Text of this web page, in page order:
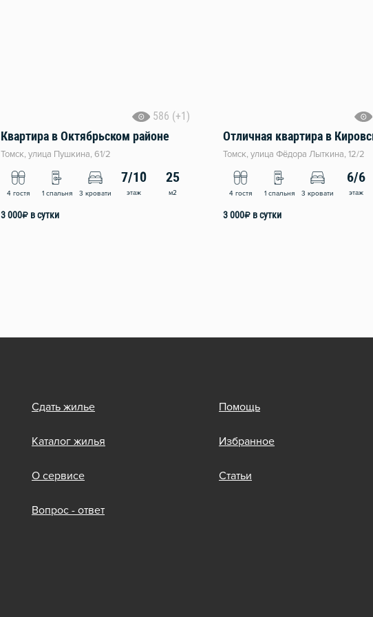
586 (+1)
Квартира в Октябрьском районе
Томск, улица Пушкина, 61/2
4 гостя 1 спальня 3 кровати
7/10
этаж
25
м2
3 000₽ в сутки
Томск, улица Фёдора Лыткина, 12/2
4 гостя 1 спальня 3 кровати
6/6
этаж
3 000₽ в сутки
Сдать жилье
Каталог жилья
О сервисе
Вопрос - ответ
Помощь
Избранное
Статьи